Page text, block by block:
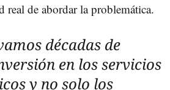
real de abordar la problemática.
décadas de
en los servicios
y no solo los